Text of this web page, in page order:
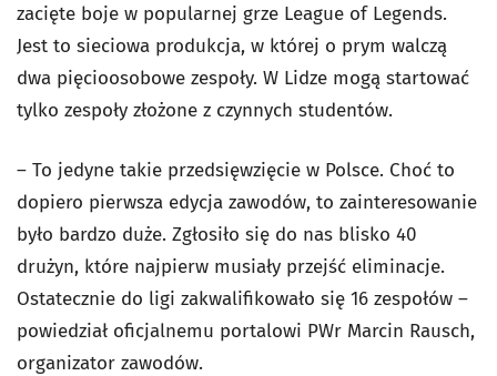
zacięte boje w popularnej grze League of Legends.
Jest to sieciowa produkcja, w której o prym walczą
dwa pięcioosobowe zespoły. W Lidze mogą startować
tylko zespoły złożone z czynnych studentów.
– To jedyne takie przedsięwzięcie w Polsce. Choć to
dopiero pierwsza edycja zawodów, to zainteresowanie
było bardzo duże. Zgłosiło się do nas blisko 40
drużyn, które najpierw musiały przejść eliminacje.
Ostatecznie do ligi zakwalifikowało się 16 zespołów –
powiedział oficjalnemu portalowi PWr Marcin Rausch,
organizator zawodów.